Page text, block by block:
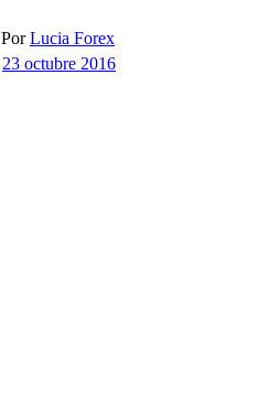
PorLucia Forex
23 octubre 2016